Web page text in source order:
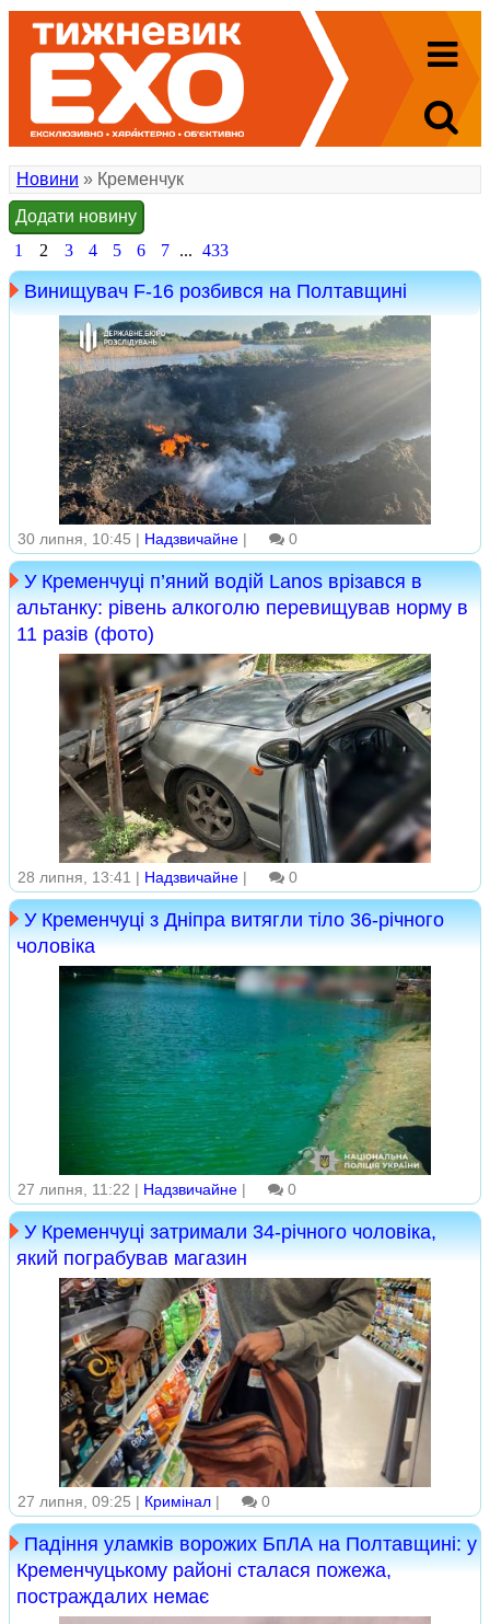
Новини » Кременчук
Додати новину
1
2 3 4 5 6 7 ... 433
Винищувач F-16 розбився на Полтавщині
30 липня, 10:45 | Надзвичайне | 0
У Кременчуці п’яний водій Lanos врізався в
альтанку: рівень алкоголю перевищував норму в
11 разів (фото)
28 липня, 13:41 | Надзвичайне | 0
У Кременчуці з Дніпра витягли тіло 36-річного
чоловіка
27 липня, 11:22 | Надзвичайне | 0
У Кременчуці затримали 34-річного чоловіка,
який пограбував магазин
27 липня, 09:25 | Кримінал | 0
Падіння уламків ворожих БпЛА на Полтавщині: у
Кременчуцькому районі сталася пожежа,
постраждалих немає